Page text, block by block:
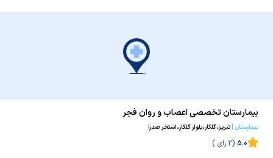
بیمارستان تخصصی اعصاب و روان فجر
بیمارستان |تبریز،گلکار،بلوار گلکار،استخر صدرا
5.0
(
2رای )